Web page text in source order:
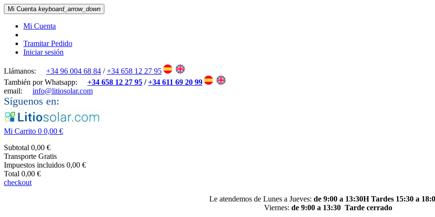
Mi Cuenta keyboard_arrow_down
Mi Cuenta
Tramitar Pedido
Iniciar sesión
Llámanos: +34 96 004 68 84 /+34 658 12 27 95
También por Whatsapp:
+34 658 12 27 95 /+34 611 69 20 99
email:
info@litiosolar.com
Síguenos en:
Mi Carrito 0 0,00 €
Subtotal 0,00 €
Transporte Gratis
Impuestos incluidos 0,00 €
Total 0,00 €
checkout
Le atendemos de Lunes a Jueves: de 9:00 a 13:30H Tardes 15:30 a
Viernes: de 9:00 a 13:30 Tarde cerrado